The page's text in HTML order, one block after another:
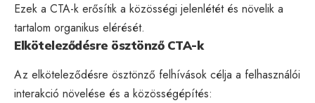
Ezek a CTA-k erősítik a közösségi jelenlétét és növelik a
tartalom organikus elérését.
Elköteleződésre ösztönző CTA-k
Az elköteleződésre ösztönző felhívások célja a felhasználói
interakció növelése és a közösségépítés: